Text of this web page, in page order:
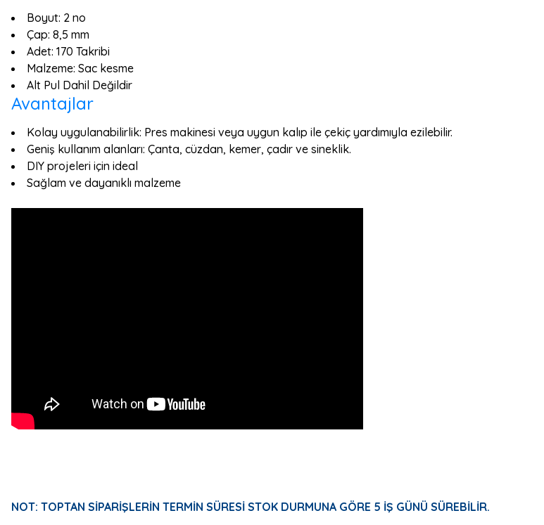
Boyut: 2 no
Çap: 8,5 mm
Adet: 170 Takribi
Malzeme: Sac kesme
Alt Pul Dahil Değildir
Avantajlar
Kolay uygulanabilirlik: Pres makinesi veya uygun kalıp ile çekiç yardımıyla ezilebilir.
Geniş kullanım alanları: Çanta, cüzdan, kemer, çadır ve sineklik.
DIY projeleri için ideal
Sağlam ve dayanıklı malzeme
NOT: TOPTAN SİPARİŞLERİN TERMİN SÜRESİ STOK DURMUNA GÖRE 5 İŞ GÜNÜ SÜREBİLİR.